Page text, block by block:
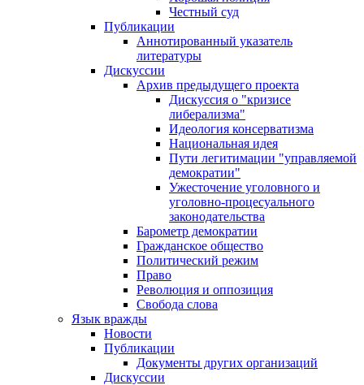
Честный суд
Публикации
Аннотированный указатель
литературы
Дискуссии
Архив предыдущего проекта
Дискуссия о "кризисе
либерализма"
Идеология консерватизма
Национальная идея
Пути легитимации "управляемой
демократии"
Ужесточение уголовного и
уголовно-процесуального
законодательства
Барометр демократии
Гражданское общество
Политический режим
Право
Революция и оппозиция
Свобода слова
Язык вражды
Новости
Публикации
Документы других организаций
Дискуссии